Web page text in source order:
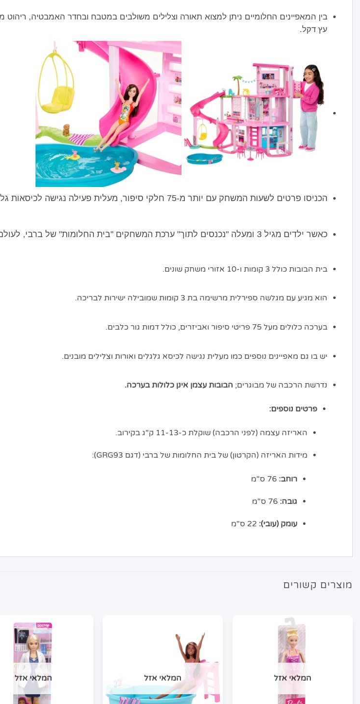
בין המאפיינים החלומיים ניתן למצוא תאורה וצלילים משולבים במטבח ובחדר האמבטיה,
עץ דקל.
הכניסו פרטים לשעות המשחק עם יותר מ-75 חלקי סיפור, מעלית פעילה נגישה לכיסאות גלגלים, נדנדה מקסימה, ארון בגדים נהדר ועוד.
כאשר ילדים מגיל 3 ומעלה "נכנסים לתוך" ערכת המשחקים "בית החלומות" של ברבי, לעולם לא ייגמרו להם הסיפורים לספר!
בית הבובות כולל 3 קומות ו-10 אזורי משחק שונים.
הוא מגיע עם מגלשה ספירלית מרשימה בת 3 קומות שמובילה ישירות לבריכה.
בערכה כלולים מעל 75 פריטי סיפור ואביזרים, כולל דמות גור כלבים.
יש בו גם מאפיינים נוספים כמו מעלית נגישה לכיסא גלגלים ואורות וצלילים מובנים.
נדרשת הרכבה של מבוגרים; הבובות עצמן אינן כלולות בערכה.
פרטים נוספים:
האריזה עצמה (לפני הרכבה) שוקלת כ-11-13 ק"ג בקירוב.
מידות האריזה (הקרטון) של בית החלומות של ברבי (דגם GRG93):
רוחב: 76 ס"מ
גובה: 76 ס"מ
עומק (עובי):
מוצרים קשורים
המלאי אזל המלאי אזל המלאי אזל